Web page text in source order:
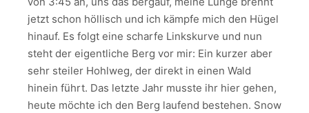
jetzt schon höllisch und ich kämpfe mich den Hügel
hinauf. Es folgt eine scharfe Linkskurve und nun
steht der eigentliche Berg vor mir: Ein kurzer aber
sehr steiler Hohlweg, der direkt in einen Wald
hinein führt. Das letzte Jahr musste ihr hier gehen,
heute möchte ich den Berg laufend bestehen. Snow